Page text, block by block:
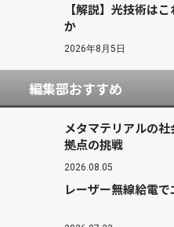
【解説】光技術は
か
2026年8月5日
編集部おすすめ
メタマテリアルの
拠点の挑戦
2026.08.05
レーザー無線給電